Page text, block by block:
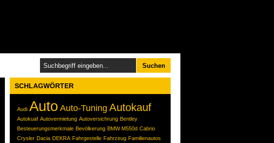
SCHLAGWÖRTER
Audi Auto Auto-Tuning Autokauf
Autokuaf Autovermietung Autoversichrung Bentley
Besteuerungsmerkmale Bevölkerung BMW M550d Cabrio
Crysler Dacia DEKRA Fahrgestelle Fahrzeug Familienautos